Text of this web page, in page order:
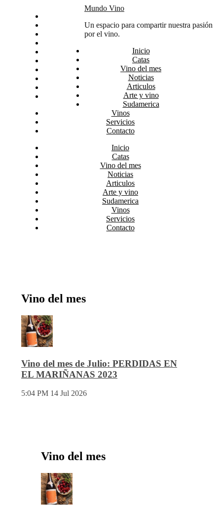
Arte y vino
Sudamerica
Mundo Vino
Un espacio para compartir nuestra pasión
por el vino.
Inicio
Catas
Vino del mes
Noticias
Articulos
Arte y vino
Sudamerica
Vinos
Servicios
Contacto
Inicio
Catas
Vino del mes
Noticias
Articulos
Arte y vino
Sudamerica
Vinos
Servicios
Contacto
Vino del mes
Vino del mes de Julio: PERDIDAS EN
EL MARIÑANAS 2023
5:04 PM 14 Jul 2026
Vino del mes